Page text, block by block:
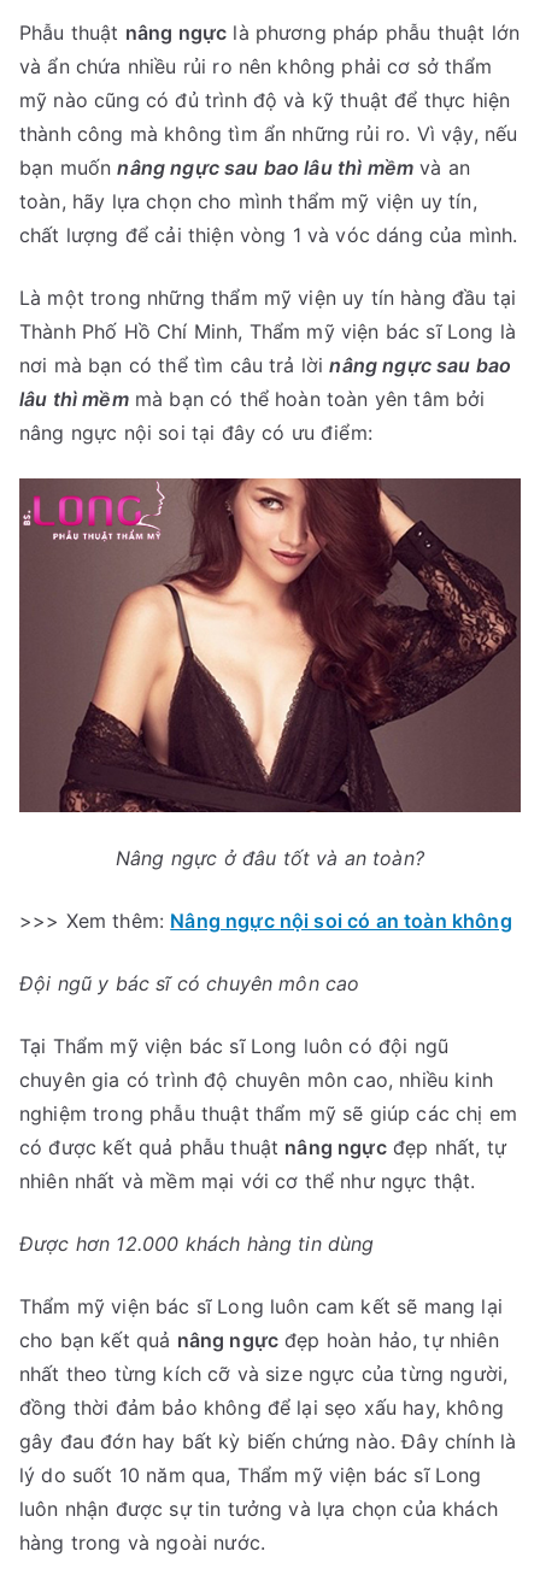
Phẫu thuật nâng ngực là phương pháp phẫu thuật lớn
và ẩn chứa nhiều rủi ro nên không phải cơ sở thẩm
mỹ nào cũng có đủ trình độ và kỹ thuật để thực hiện
thành công mà không tìm ẩn những rủi ro. Vì vậy, nếu
bạn muốnnâng ngực sau bao lâu thì mềm và an
toàn, hãy lựa chọn cho mình thẩm mỹ viện uy tín,
chất lượng để cải thiện vòng 1 và vóc dáng của mình.
Là một trong những thẩm mỹ viện uy tín hàng đầu tại
Thành Phố Hồ Chí Minh, Thẩm mỹ viện bác sĩ Long là
nơi mà bạn có thể tìm câu trả lờinâng ngực sau bao
lâu thì mềmmà bạn có thể hoàn toàn yên tâm bởi
nâng ngực nội soi tại đây có ưu điểm:
Nâng ngực ở đâu tốt và an toàn?
>>> Xem thêm: Nâng ngực nội soi có an toàn không
Đội ngũ y bác sĩ có chuyên môn cao
Tại Thẩm mỹ viện bác sĩ Long luôn có đội ngũ
chuyên gia có trình độ chuyên môn cao, nhiều kinh
nghiệm trong phẫu thuật thẩm mỹ sẽ giúp các chị em
có được kết quả phẫu thuật nâng ngựcđẹp nhất, tự
nhiên nhất và mềm mại với cơ thể như ngực thật.
Được hơn 12.000 khách hàng tin dùng
Thẩm mỹ viện bác sĩ Long luôn cam kết sẽ mang lại
cho bạn kết quả nâng ngực đẹp hoàn hảo, tự nhiên
nhất theo từng kích cỡ và size ngực của từng người,
đồng thời đảm bảo không để lại sẹo xấu hay, không
gây đau đớn hay bất kỳ biến chứng nào. Đây chính là
lý do suốt 10 năm qua, Thẩm mỹ viện bác sĩ Long
luôn nhận được sự tin tưởng và lựa chọn của khách
hàng trong và ngoài nước.